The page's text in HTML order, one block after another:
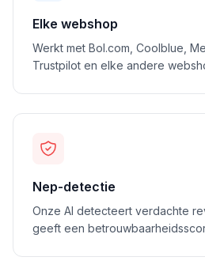
Elke webshop
Werkt met Bol.com, Coolblue,
Trustpilot en elke andere
Nep-detectie
Onze AI detecteert verdachte
geeft een